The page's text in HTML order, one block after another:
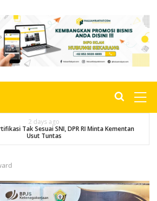
2 days ago
Tak Sesuai SNI, DPR RI Minta Kementan
Usut Tuntas